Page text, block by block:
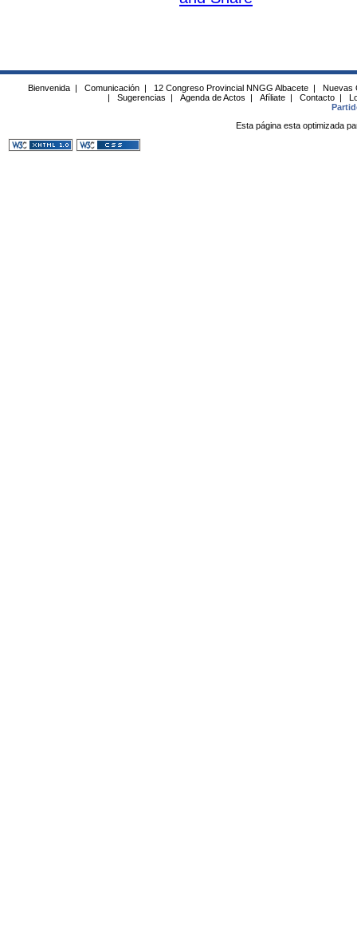
Bienvenida | Comunicación | 12 Congreso Provincial NNGG Albacete |
Nuevas
|
Sugerencias | Agenda de Actos | Afíliate | Contacto |
Esta página esta optimizada